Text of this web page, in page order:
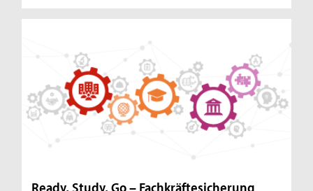
Ready, Study, Go – Fachkräftesicherung